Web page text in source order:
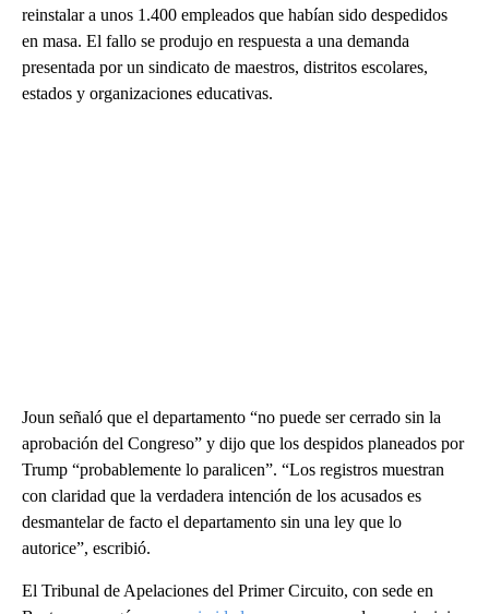
reinstalar a unos 1.400 empleados que habían sido despedidos
en masa. El fallo se produjo en respuesta a una demanda
presentada por un sindicato de maestros, distritos escolares,
estados y organizaciones educativas.
Joun señaló que el departamento “no puede ser cerrado sin la
aprobación del Congreso” y dijo que los despidos planeados por
Trump “probablemente lo paralicen”. “Los registros muestran
con claridad que la verdadera intención de los acusados es
desmantelar de facto el departamento sin una ley que lo
autorice”, escribió.
El Tribunal de Apelaciones del Primer Circuito, con sede en